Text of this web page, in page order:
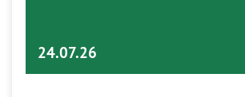
24.07.26